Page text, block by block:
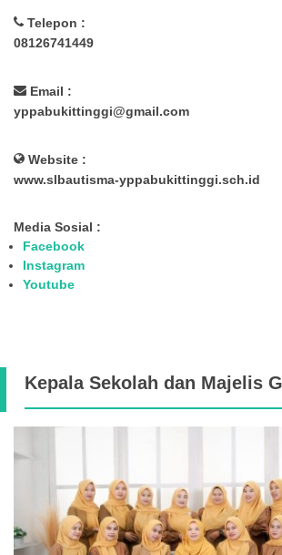
Telepon :
08126741449
Email :
yppabukittinggi@gmail.com
Website :
www.slbautisma-yppabukittinggi.sch.id
Media Sosial :
Facebook
Instagram
Youtube
Kepala Sekolah dan Majelis